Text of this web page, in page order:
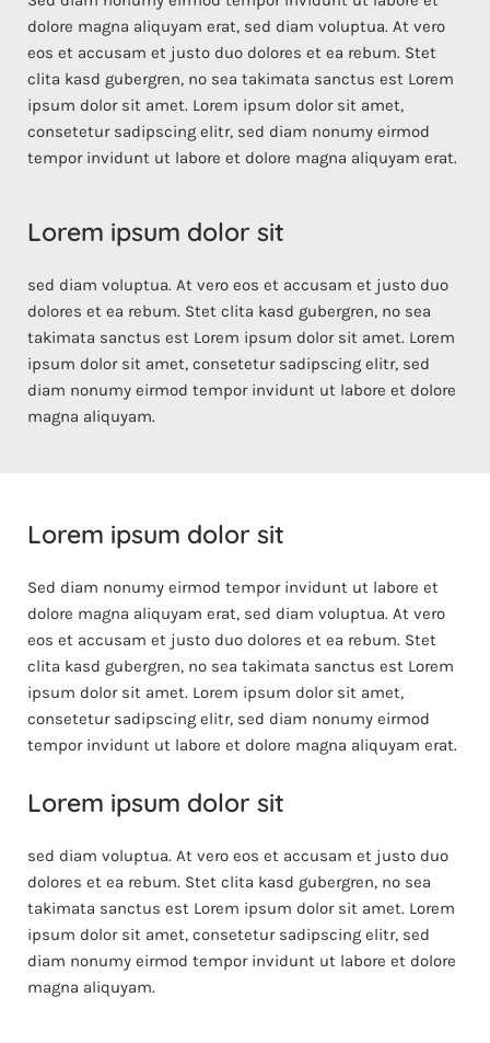
dolore magna aliquyam erat, sed diam voluptua. At vero
eos et accusam et justo duo dolores et ea rebum. Stet
clita kasd gubergren, no sea takimata sanctus est Lorem
ipsum dolor sit amet. Lorem ipsum dolor sit amet,
consetetur sadipscing elitr, sed diam nonumy eirmod
tempor invidunt ut labore et dolore magna aliquyam erat.
Lorem ipsum dolor sit
sed diam voluptua. At vero eos et accusam et justo duo
dolores et ea rebum. Stet clita kasd gubergren, no sea
takimata sanctus est Lorem ipsum dolor sit amet. Lorem
ipsum dolor sit amet, consetetur sadipscing elitr, sed
diam nonumy eirmod tempor invidunt ut labore et dolore
magna aliquyam.
Lorem ipsum dolor sit
Sed diam nonumy eirmod tempor invidunt ut labore et
dolore magna aliquyam erat, sed diam voluptua. At vero
eos et accusam et justo duo dolores et ea rebum. Stet
clita kasd gubergren, no sea takimata sanctus est Lorem
ipsum dolor sit amet. Lorem ipsum dolor sit amet,
consetetur sadipscing elitr, sed diam nonumy eirmod
tempor invidunt ut labore et dolore magna aliquyam erat.
Lorem ipsum dolor sit
sed diam voluptua. At vero eos et accusam et justo duo
dolores et ea rebum. Stet clita kasd gubergren, no sea
takimata sanctus est Lorem ipsum dolor sit amet. Lorem
ipsum dolor sit amet, consetetur sadipscing elitr, sed
diam nonumy eirmod tempor invidunt ut labore et dolore
magna aliquyam.